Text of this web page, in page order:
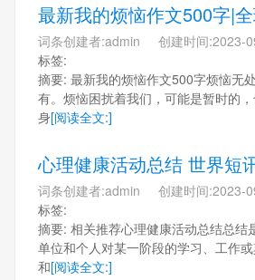
最新我的烦恼作文500字|
词条创建者:admin 创建时间:2023-
标签:
摘要: 最新我的烦恼作文500字烦恼无
有。烦恼困扰着我们，可能是暂时的
身[阅读全文:]
心理健康活动总结 世界短
词条创建者:admin 创建时间:2023-
标签:
摘要: 相关推荐心理健康活动总结总结
单位和个人对某一阶段的学习、工作
和[阅读全文:]